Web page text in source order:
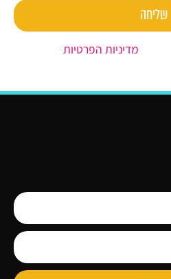
מדיניות הפרטיות
שליחה